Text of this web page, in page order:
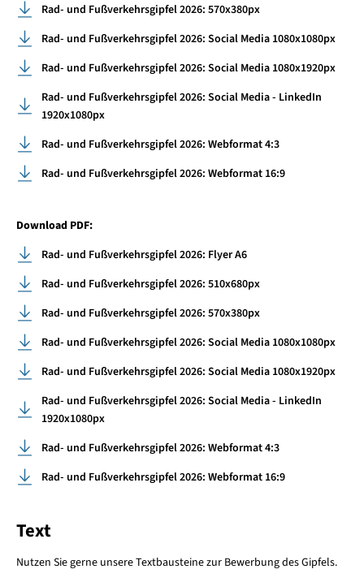
Rad- und Fußverkehrsgipfel 2026: 570x380px
Rad- und Fußverkehrsgipfel 2026: Social Media 1080x1080px
Rad- und Fußverkehrsgipfel 2026: Social Media 1080x1920px
Rad- und Fußverkehrsgipfel 2026: Social Media - LinkedIn
1920x1080px
Rad- und Fußverkehrsgipfel 2026: Webformat 4:3
Rad- und Fußverkehrsgipfel 2026: Webformat 16:9
Download PDF:
Rad- und Fußverkehrsgipfel 2026: Flyer A6
Rad- und Fußverkehrsgipfel 2026: 510x680px
Rad- und Fußverkehrsgipfel 2026: 570x380px
Rad- und Fußverkehrsgipfel 2026: Social Media 1080x1080px
Rad- und Fußverkehrsgipfel 2026: Social Media 1080x1920px
Rad- und Fußverkehrsgipfel 2026: Social Media - LinkedIn
1920x1080px
Rad- und Fußverkehrsgipfel 2026: Webformat 4:3
Rad- und Fußverkehrsgipfel 2026: Webformat 16:9
Text
Nutzen Sie gerne unsere Textbausteine zur Bewerbung des Gipfels.